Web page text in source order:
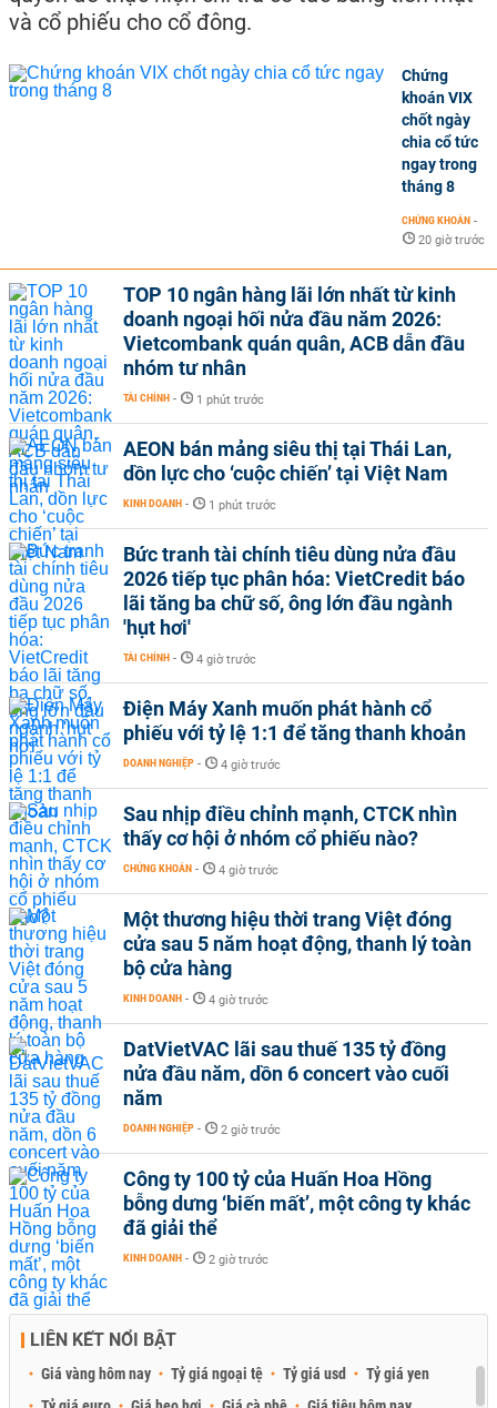
và cổ phiếu cho cổ đông.
Chứng
khoán VIX
chốt ngày
chia cổ tức
ngay trong
tháng 8
CHỨNG KHOÁN -
20 giờ trước
TOP 10 ngân hàng lãi lớn nhất từ kinh
doanh ngoại hối nửa đầu năm 2026:
Vietcombank quán quân, ACB dẫn đầu
nhóm tư nhân
TÀI CHÍNH - 1 phút trước
AEON bán mảng siêu thị tại Thái Lan,
dồn lực cho ‘cuộc chiến’ tại Việt Nam
KINH DOANH - 1 phút trước
Bức tranh tài chính tiêu dùng nửa đầu
2026 tiếp tục phân hóa: VietCredit báo
lãi tăng ba chữ số, ông lớn đầu ngành
'hụt hơi'
TÀI CHÍNH - 4 giờ trước
Điện Máy Xanh muốn phát hành cổ
phiếu với tỷ lệ 1:1 để tăng thanh khoản
DOANH NGHIỆP - 4 giờ trước
Sau nhịp điều chỉnh mạnh, CTCK nhìn
thấy cơ hội ở nhóm cổ phiếu nào?
CHỨNG KHOÁN - 4 giờ trước
Một thương hiệu thời trang Việt đóng
cửa sau 5 năm hoạt động, thanh lý toàn
bộ cửa hàng
KINH DOANH - 4 giờ trước
DatVietVAC lãi sau thuế 135 tỷ đồng
nửa đầu năm, dồn 6 concert vào cuối
năm
DOANH NGHIỆP - 2 giờ trước
Công ty 100 tỷ của Huấn Hoa Hồng
bỗng dưng ‘biến mất’, một công ty khác
đã giải thể
KINH DOANH - 2 giờ trước
LIÊN KẾT NỔI BẬT
Giá vàng hôm nay Tỷ giá ngoại tệ Tỷ giá usd
Tỷ giá yen